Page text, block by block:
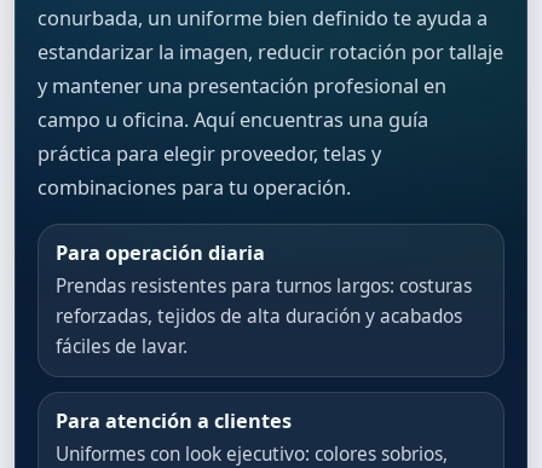
conurbada, un uniforme bien definido te ayuda a
estandarizar la imagen, reducir rotación por tallaje
y mantener una presentación profesional en
campo u oficina. Aquí encuentras una guía
práctica para elegir proveedor, telas y
combinaciones para tu operación.
Para operación diaria
Prendas resistentes para turnos largos: costuras
reforzadas, tejidos de alta duración y acabados
fáciles de lavar.
Para atención a clientes
Uniformes con look ejecutivo: colores sobrios,